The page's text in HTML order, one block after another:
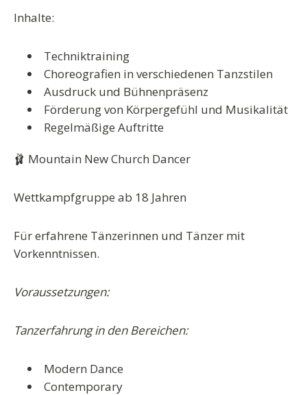
Inhalte:
Techniktraining
Choreografien in verschiedenen Tanzstilen
Ausdruck und Bühnenpräsenz
Förderung von Körpergefühl und Musikalität
Regelmäßige Auftritte
🩰 Mountain New Church Dancer
Wettkampfgruppe ab 18 Jahren
Für erfahrene Tänzerinnen und Tänzer mit
Vorkenntnissen.
Voraussetzungen:
Tanzerfahrung in den Bereichen:
Modern Dance
Contemporary